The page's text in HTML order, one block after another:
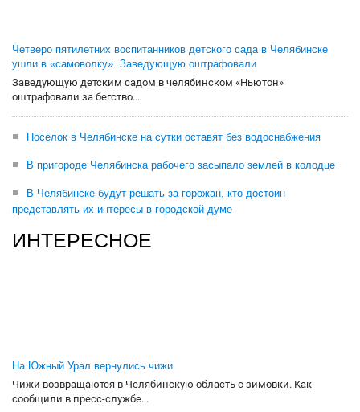
Четверо пятилетних воспитанников детского сада в Челябинске
ушли в «самоволку». Заведующую оштрафовали
Заведующую детским садом в челябинском «Ньютон»
оштрафовали за бегство...
Поселок в Челябинске на сутки оставят без водоснабжения
В пригороде Челябинска рабочего засыпало землей в колодце
В Челябинске будут решать за горожан, кто достоин
представлять их интересы в городской думе
ИНТЕРЕСНОЕ
На Южный Урал вернулись чижи
Чижи возвращаются в Челябинскую область с зимовки. Как
сообщили в пресс-службе...